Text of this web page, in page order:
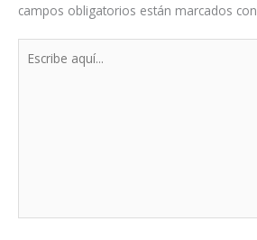
campos obligatorios están marcados con
aquí...